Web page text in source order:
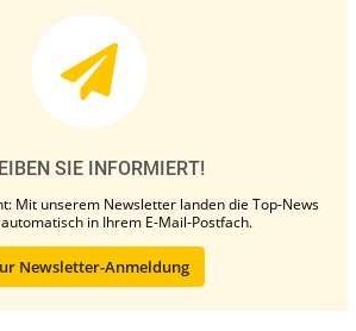
SIE INFORMIERT!
Mit unserem Newsletter landen die Top-News
in Ihrem E-Mail-Postfach.
Newsletter-Anmeldung